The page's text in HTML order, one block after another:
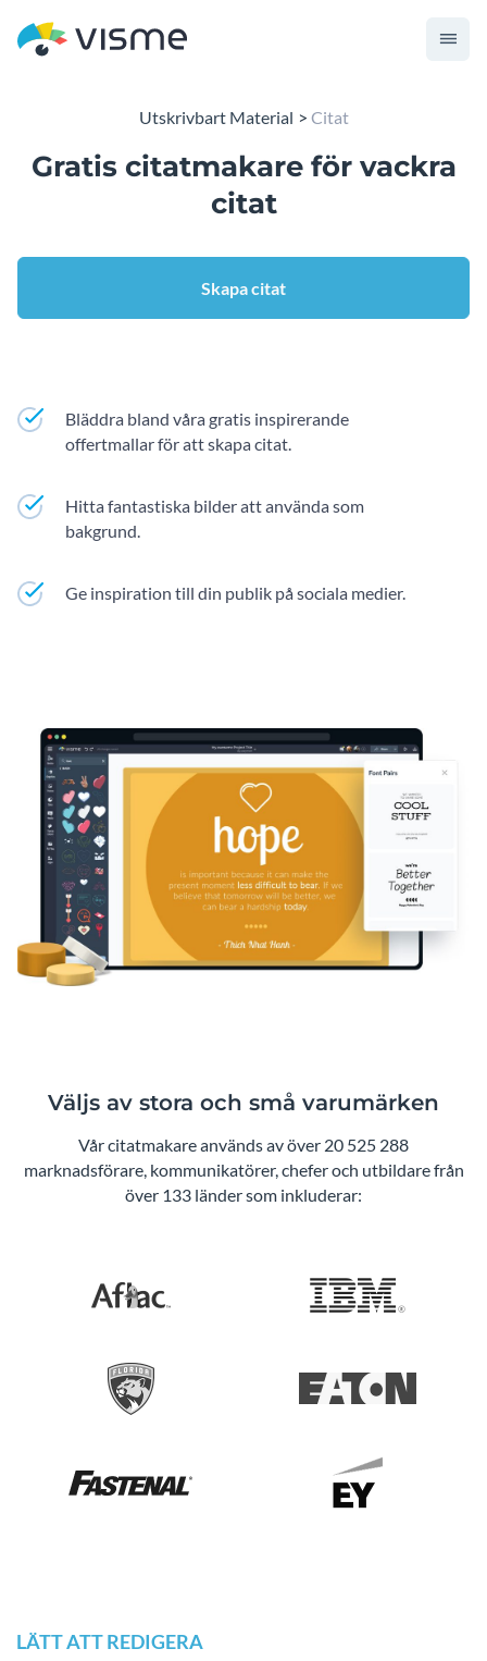
Utskrivbart Material Citat
Gratis citatmakare för vackra
citat
Skapa citat
Bläddra bland våra gratis inspirerande
offertmallar för att skapa citat.
Hitta fantastiska bilder att använda som
bakgrund.
Ge inspiration till din publik på sociala medier.
Väljs av stora och små varumärken
Vår citatmakare används av över 20 525 288
marknadsförare, kommunikatörer, chefer och utbildare från
över 133 länder som inkluderar:
LÄTT ATT REDIGERA